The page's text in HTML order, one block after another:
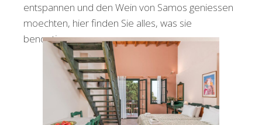
entspannen und den Wein von Samos geniessen
moechten, hier finden Sie alles, was sie
benoetigen.